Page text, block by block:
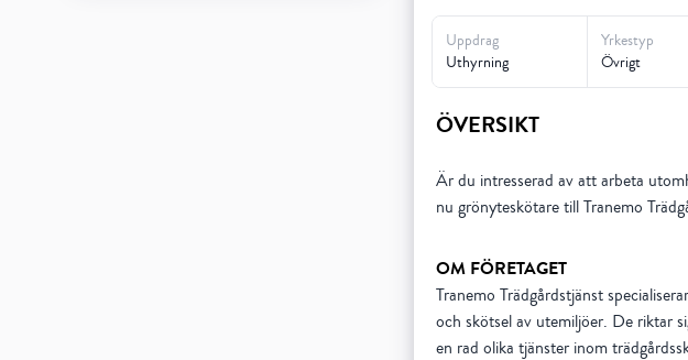
Uthyrning
Uppdrag
Övrigt
Yrkestyp
ÖVERSIKT
Är du intresserad av att arbeta
nu grönyteskötare till Tranemo
OM FÖRETAGET
Tranemo Trädgårdstjänst
och skötsel av utemiljöer. De riktar
en rad olika tjänster inom